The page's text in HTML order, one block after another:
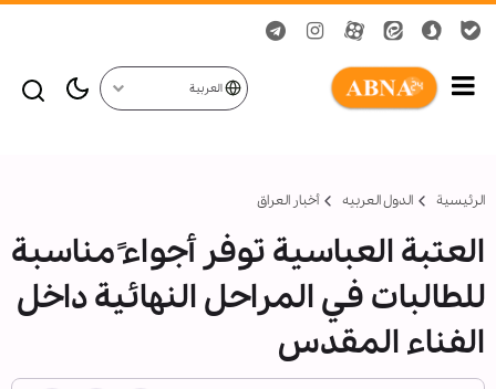
العربية
الرئيسية الدول العربیه أخبار العراق
العتبة العباسیة توفر أجواءً مناسبة
للطالبات في المراحل النهائية داخل
الفناء المقدس